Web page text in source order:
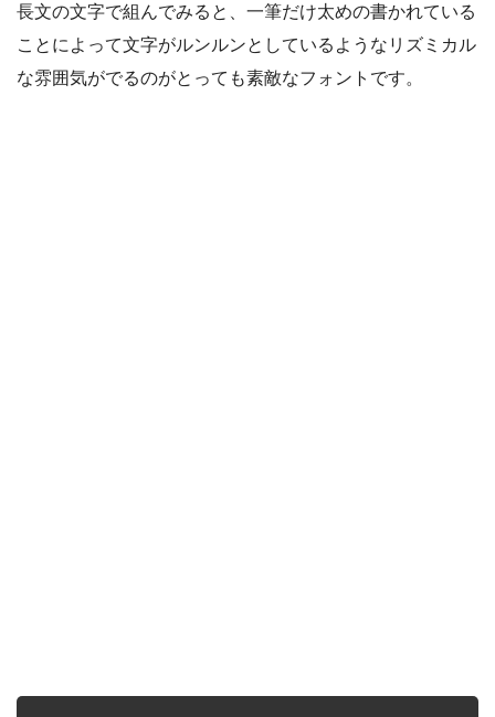
長文の文字で組んでみると、一筆だけ太めの書かれている
ことによって文字がルンルンとしているようなリズミカル
な雰囲気がでるのがとっても素敵なフォントです。